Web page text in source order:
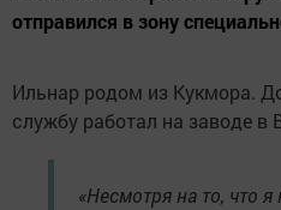
отправился в зону
Ильнар родом из Кукмора.
службу работал на заводе в
«Несмотря на то, что